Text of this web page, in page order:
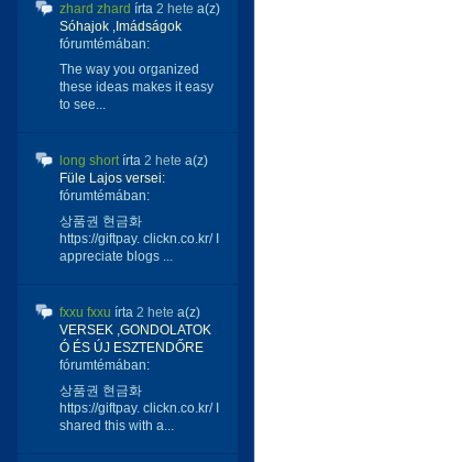
zhard zhard írta 2 hete a(z)
Sóhajok ,Imádságok
fórumtémában:
The way you organized
these ideas makes it easy
to see...
long shortírta 2 hete a(z)
Füle Lajos versei:
fórumtémában:
상품권 현금화
https://giftpay. clickn.co.kr/ I
appreciate blogs ...
fxxu fxxu írta 2 hete a(z)
VERSEK ,GONDOLATOK
Ó ÉS ÚJ ESZTENDŐRE
fórumtémában:
상품권 현금화
https://giftpay. clickn.co.kr/ I
shared this with a...